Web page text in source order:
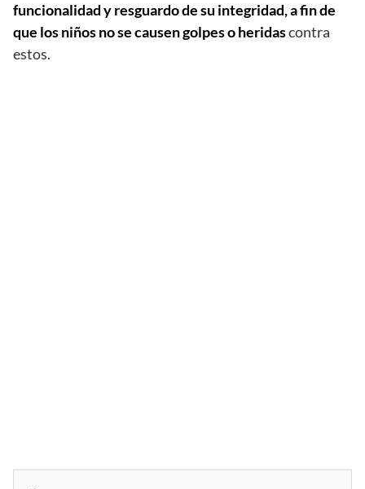
funcionalidad y resguardo de su integridad, a fin de
que los niños no se causen golpes o heridascontra
estos.